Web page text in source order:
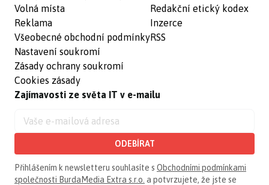
Volná místa
Reklama
Všeobecné obchodní podmínky
Nastavení soukromí
Zásady ochrany soukromí
Cookies zásady
Redakční etický kodex
Inzerce
RSS
Zajímavosti ze světa IT v e-mailu
ODEBÍRAT
Přihlášením k newsletteru souhlasíte s Obchodními podmínkami
společnosti BurdaMedia Extra s.r.o. a potvrzujete, že jste se